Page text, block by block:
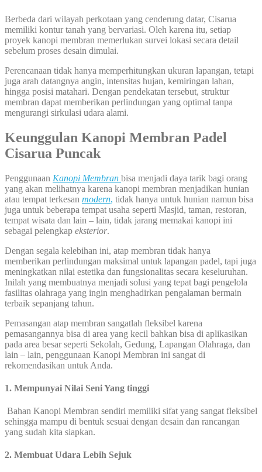
Berbeda dari wilayah perkotaan yang cenderung datar, Cisarua
memiliki kontur tanah yang bervariasi. Oleh karena itu, setiap
proyek kanopi membran memerlukan survei lokasi secara detail
sebelum proses desain dimulai.
Perencanaan tidak hanya memperhitungkan ukuran lapangan, tetapi
juga arah datangnya angin, intensitas hujan, kemiringan lahan,
hingga posisi matahari. Dengan pendekatan tersebut, struktur
membran dapat memberikan perlindungan yang optimal tanpa
mengurangi sirkulasi udara alami.
Keunggulan Kanopi Membran Padel
Cisarua Puncak
Penggunaan Kanopi Membran bisa menjadi daya tarik bagi orang
yang akan melihatnya karena kanopi membran menjadikan hunian
atau tempat terkesan modern, tidak hanya untuk hunian namun bisa
juga untuk beberapa tempat usaha seperti Masjid, taman, restoran,
tempat wisata dan lain – lain, tidak jarang memakai kanopi ini
sebagai pelengkap eksterior.
Dengan segala kelebihan ini, atap membran tidak hanya
memberikan perlindungan maksimal untuk lapangan padel, tapi juga
meningkatkan nilai estetika dan fungsionalitas secara keseluruhan.
Inilah yang membuatnya menjadi solusi yang tepat bagi pengelola
fasilitas olahraga yang ingin menghadirkan pengalaman bermain
terbaik sepanjang tahun.
Pemasangan atap membran sangatlah fleksibel karena
pemasangannya bisa di area yang kecil bahkan bisa di aplikasikan
pada area besar seperti Sekolah, Gedung, Lapangan Olahraga, dan
lain – lain, penggunaan Kanopi Membran ini sangat di
rekomendasikan untuk Anda.
1. Mempunyai Nilai Seni Yang tinggi
Bahan Kanopi Membran sendiri memiliki sifat yang sangat fleksibel
sehingga mampu di bentuk sesuai dengan desain dan rancangan
yang sudah kita siapkan.
2. Membuat Udara Lebih Sejuk